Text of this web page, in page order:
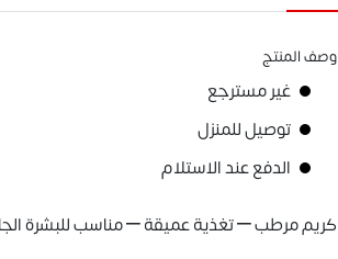
وصف المنتج
غير مسترجع
توصيل للمنزل
الدفع عند الاستلام
كريم مرطب – تغذية عميقة – مناسب للبشرة الجافة